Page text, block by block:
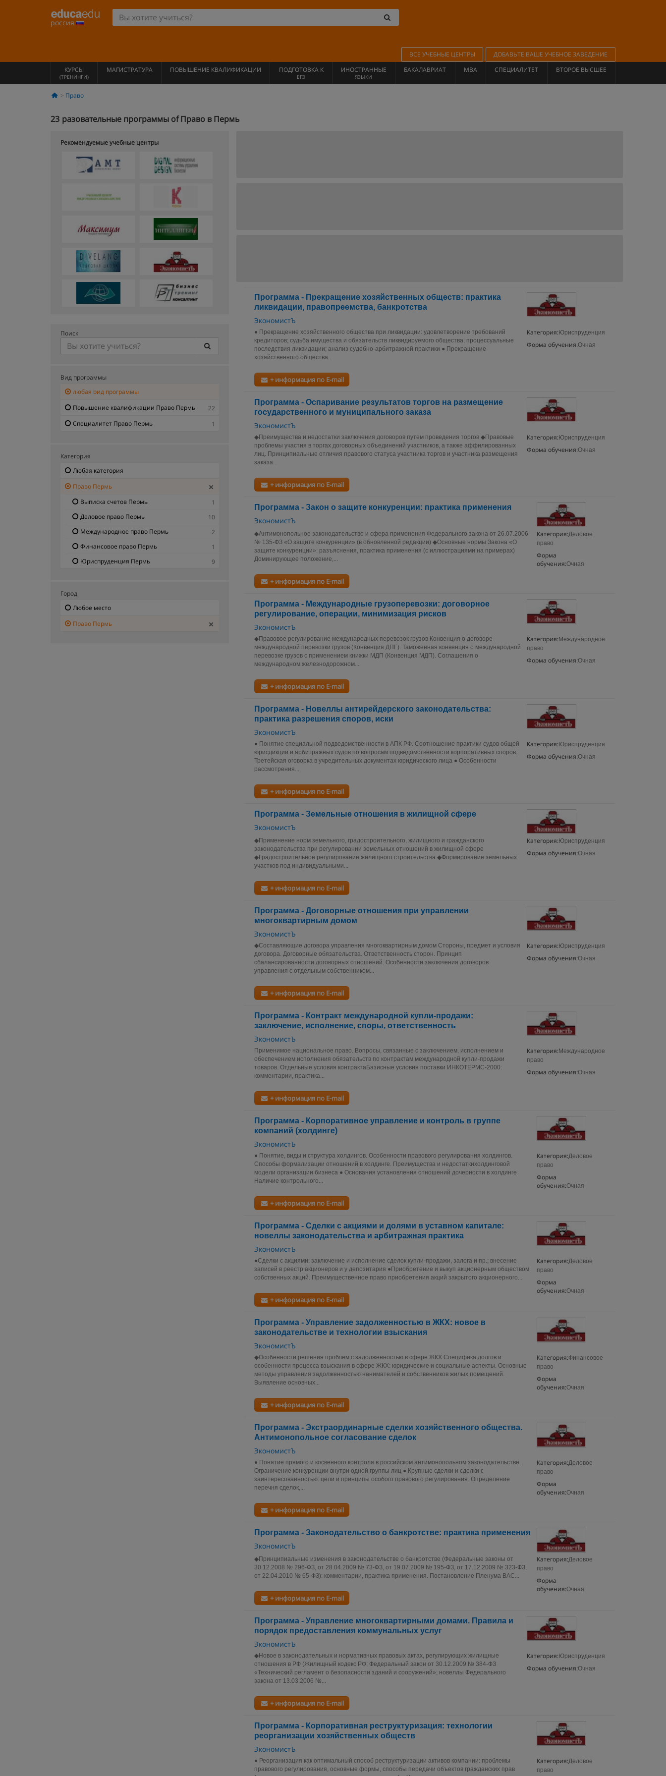
россия
ВСЕ УЧЕБНЫЕ ЦЕНТРЫ
ДОБАВЬТЕ ВАШЕ УЧЕБНОЕ ЗАВЕДЕНИЕ
КУРСЫ
(ТРЕНИНГИ)
МАГИСТРАТУРА ПОВЫШЕНИЕ КВАЛИФИКАЦИИ ПОДГОТОВКА К
ЕГЭ
ИНОСТРАННЫЕ
ЯЗЫКИ
БАКАЛАВРИАТ MBA СПЕЦИАЛИТЕТ ВТОРОЕ ВЫСШЕЕ
Право
23 разовательные программы of Право в Пермь
Программа - Прекращение хозяйственных обществ: практика
ликвидации, правопреемства, банкротства
ЭкономистЪ
Категория: Юриспруденция
Форма обучения:Очная
● Прекращение хозяйственного общества при ликвидации: удовлетворение требований
кредиторов; судьба имущества и обязательств ликвидируемого общества; процессуальные
последствия ликвидации; анализ судебно-арбитражной практики ● Прекращение
хозяйственного общества...
+ информация по E-mail
Программа - Оспаривание результатов торгов на размещение
государственного и муниципального заказа
ЭкономистЪ
Категория: Юриспруденция
Форма обучения:Очная
◆Преимущества и недостатки заключения договоров путем проведения торгов ◆Правовые
проблемы участия в торгах договорных объединений участников, а также аффилированных
лиц. Принципиальные отличия правового статуса участника торгов и участника размещения
заказа...
+ информация по E-mail
Программа - Закон о защите конкуренции: практика применения
ЭкономистЪ
Категория:Деловое
право
Форма
обучения:Очная
◆Антимонопольное законодательство и сфера применения Федерального закона от 26.07.2006
№ 135‑ФЗ «О защите конкуренции» (в обновленной редакции) ◆Основные нормы Закона «О
защите конкуренции»: разъяснения, практика применения (с иллюстрациями на примерах)
Доминирующее положение,...
+ информация по E-mail
Программа - Международные грузоперевозки: договорное
регулирование, операции, минимизация рисков
ЭкономистЪ
Категория: Международное
право
Форма обучения:Очная
◆Правовое регулирование международных перевозок грузов Конвенция о договоре
международной перевозки грузов (Конвенция ДПГ). Таможенная конвенция о международной
перевозке грузов с применением книжки МДП (Конвенция МДП). Соглашения о
международном железнодорожном...
+ информация по E-mail
Программа - Новеллы антирейдерского законодательства:
практика разрешения споров, иски
ЭкономистЪ
Категория: Юриспруденция
Форма обучения:Очная
● Понятие специальной подведомственности в АПК РФ. Соотношение практики судов общей
юрисдикции и арбитражных судов по вопросам подведомственности корпоративных споров.
Третейская оговорка в учредительных документах юридического лица ● Особенности
рассмотрения...
+ информация по E-mail
Программа - Земельные отношения в жилищной сфере
ЭкономистЪ
Категория: Юриспруденция
Форма обучения:Очная
◆Применение норм земельного, градостроительного, жилищного и гражданского
законодательства при регулировании земельных отношений в жилищной сфере
◆Градостроительное регулирование жилищного строительства ◆Формирование земельных
участков под индивидуальными...
+ информация по E-mail
Программа - Договорные отношения при управлении
многоквартирным домом
ЭкономистЪ
Категория: Юриспруденция
Форма обучения:Очная
◆Составляющие договора управления многоквартирным домом Стороны, предмет и условия
договора. Договорные обязательства. Ответственность сторон. Принцип
сбалансированности договорных отношений. Особенности заключения договоров
управления с отдельным собственником...
+ информация по E-mail
Программа - Контракт международной купли-продажи:
заключение, исполнение, споры, ответственность
ЭкономистЪ
Категория: Международное
право
Форма обучения:Очная
Применимое национальное право. Вопросы, связанные с заключением, исполнением и
обеспечением исполнения обязательств по контрактам международной купли-продажи
товаров. Отдельные условия контрактаБазисные условия поставки ИНКОТЕРМС-2000:
комментарии, практика...
+ информация по E-mail
Программа - Корпоративное управление и контроль в группе
компаний (холдинге)
ЭкономистЪ
Категория:Деловое
право
Форма
обучения:Очная
● Понятие, виды и структура холдингов. Особенности правового регулирования холдингов.
Способы формализации отношений в холдинге. Преимущества и недостаткихолдинговой
модели организации бизнеса ● Основания установления отношений дочерности в холдинге
Наличие контрольного...
+ информация по E-mail
Программа - Сделки с акциями и долями в уставном капитале:
новеллы законодательства и арбитражная практика
ЭкономистЪ
Категория:Деловое
право
Форма
обучения:Очная
●Сделки с акциями: заключение и исполнение сделок купли-продажи, залога и пр.; внесение
записей в реестр акционеров и у депозитария ●Приобретение и выкуп акционерным обществом
собственных акций. Преимущественное право приобретения акций закрытого акционерного...
+ информация по E-mail
Программа - Управление задолженностью в ЖКХ: новое в
законодательстве и технологии взыскания
ЭкономистЪ
Категория:Финансовое
право
Форма
обучения:Очная
◆Особенности решения проблем с задолженностью в сфере ЖКХ Специфика долгов и
особенности процесса взыскания в сфере ЖКХ: юридические и социальные аспекты. Основные
методы управления задолженностью нанимателей и собственников жилых помещений.
Выявление основных...
+ информация по E-mail
Программа - Экстраординарные сделки хозяйственного общества.
Антимонопольное согласование сделок
ЭкономистЪ
Категория:Деловое
право
Форма
обучения:Очная
● Понятие прямого и косвенного контроля в российском антимонопольном законодательстве.
Ограничение конкуренции внутри одной группы лиц ● Крупные сделки и сделки с
заинтересованностью: цели и принципы особого правового регулирования. Определение
перечня сделок,...
+ информация по E-mail
Программа - Законодательство о банкротстве: практика применения
ЭкономистЪ
Категория:Деловое
право
Форма
обучения:Очная
◆Принципиальные изменения в законодательстве о банкротстве (Федеральные законы от
30.12.2008 № 296‑ФЗ, от 28.04.2009 № 73‑ФЗ, от 19.07.2009 № 195‑ФЗ, от 17.12.2009 № 323‑ФЗ,
от 22.04.2010 № 65‑ФЗ): комментарии, практика применения. Постановление Пленума ВАС...
+ информация по E-mail
Программа - Управление многоквартирными домами. Правила и
порядок предоставления коммунальных услуг
ЭкономистЪ
Категория: Юриспруденция
Форма обучения:Очная
◆Новое в законодательных и нормативных правовых актах, регулирующих жилищные
отношения в РФ (Жилищный кодекс РФ; Федеральный закон от 30.12.2009 № 384‑ФЗ
«Технический регламент о безопасности зданий и сооружений»; новеллы Федерального
закона от 13.03.2006 №...
+ информация по E-mail
Программа - Корпоративная реструктуризация: технологии
реорганизации хозяйственных обществ
ЭкономистЪ
Категория:Деловое
право
● Реорганизация как оптимальный способ реструктуризации активов компании: проблемы
правового регулирования, основные формы, способы передачи объектов гражданских прав
Рекомендуемые учебные центры
Поиск
Вид программы
любая bид программы
Повышение квалификации Право Пермь
22
Специалитет Право Пермь
1
Категория
Любая категория
Право Пермь
Выписка счетов Пермь
1
Деловое право Пермь
10
Международное право Пермь
2
Финансовое право Пермь
1
Юриспруденция Пермь
9
Город
Любое место
Право Пермь